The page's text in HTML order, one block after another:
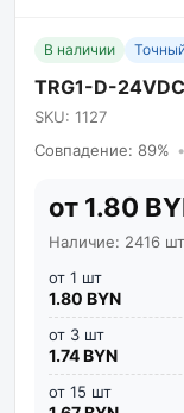
В наличии
TRG1-D-
SKU: 1127
Совпадение: 89% •
от 1.80
Наличие: 2416 шт
от 1 шт
1.80 BYN
от 3 шт
1.74 BYN
от 15 шт